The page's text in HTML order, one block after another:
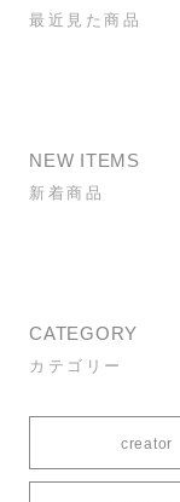
最近見た商品
NEW ITEMS
新着商品
CATEGORY
カテゴリー
creator